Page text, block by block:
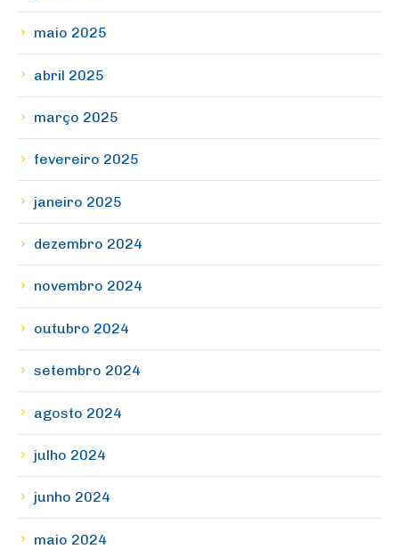
maio 2025
abril 2025
março 2025
fevereiro 2025
janeiro 2025
dezembro 2024
novembro 2024
outubro 2024
setembro 2024
agosto 2024
julho 2024
junho 2024
maio 2024